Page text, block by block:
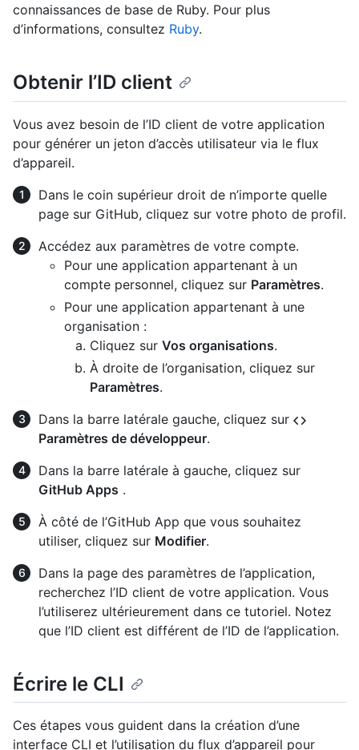
connaissances de base de Ruby. Pour plus
d’informations, consultez Ruby.
Obtenir l’ID client
Vous avez besoin de l’ID client de votre application
pour générer un jeton d’accès utilisateur via le flux
d’appareil.
Dans le coin supérieur droit de n’importe quelle
page sur GitHub, cliquez sur votre photo de profil.
Accédez aux paramètres de votre compte.
Pour une application appartenant à un
compte personnel, cliquez sur Paramètres.
Pour une application appartenant à une
organisation :
Cliquez sur Vos organisations.
À droite de l’organisation, cliquez sur
Paramètres.
Dans la barre latérale gauche, cliquez sur
Paramètres de développeur.
Dans la barre latérale à gauche, cliquez sur
GitHub Apps .
À côté de l’GitHub App que vous souhaitez
utiliser, cliquez sur Modifier.
Dans la page des paramètres de l’application,
recherchez l’ID client de votre application. Vous
l’utiliserez ultérieurement dans ce tutoriel. Notez
que l’ID client est différent de l’ID de l’application.
Écrire le CLI
Ces étapes vous guident dans la création d’une
interface CLI et l’utilisation du flux d’appareil pour